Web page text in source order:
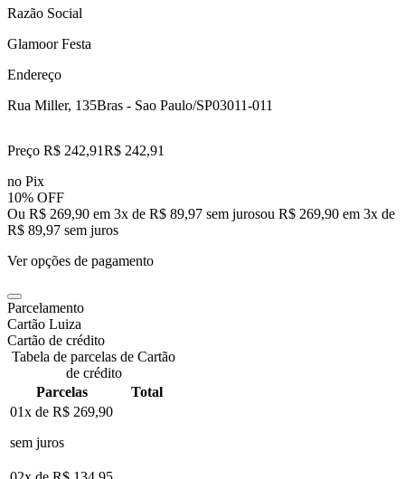
Razão Social
Glamoor Festa
Endereço
Rua Miller, 135Bras - Sao Paulo/SP03011-011
Preço R$ 242,91R$ 242,91
no Pix
10% OFF
Ou R$ 269,90 em 3x de R$ 89,97 sem jurosou R$ 269,90 em 3x de
R$ 89,97 sem juros
Ver opções de pagamento
Parcelamento
Cartão Luiza
Cartão de crédito
Tabela de parcelas de Cartão
de crédito
Parcelas
Total
01x de R$ 269,90
sem juros